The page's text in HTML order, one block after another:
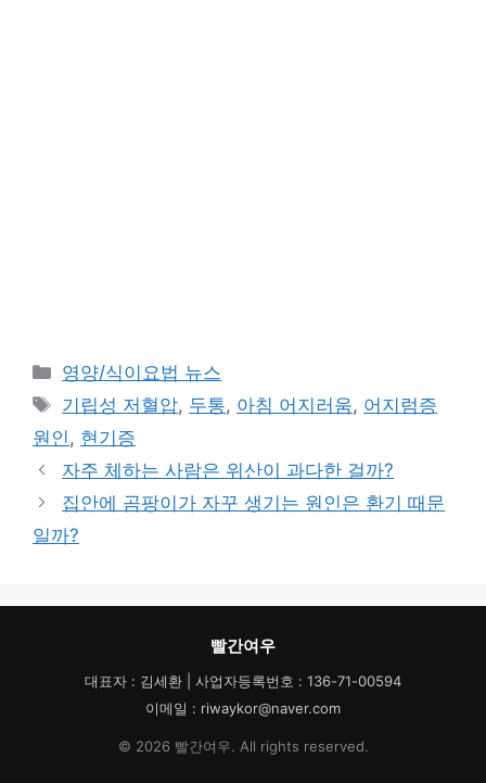
카
테
리
영양/식이요법 뉴스
태
그
기립성 저혈압, 두통, 아침 어지러움, 어지럼증
원인, 현기증
자주 체하는 사람은 위산이 과다한 걸까?
집안에 곰팡이가 자꾸 생기는 원인은 환기 때문
일까?
빨간여우
대표자 : 김세환 | 사업자등록번호 : 136-71-00594
이메일 : riwaykor@naver.com
© 2026 빨간여우. All rights reserved.